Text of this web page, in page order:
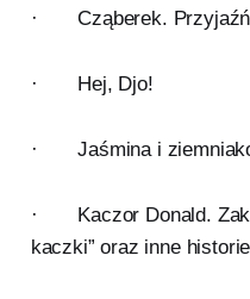
· Cząberek.
· Hej, Djo!
· Jaśmina i
· Kaczor Donald.
kaczki” oraz inne